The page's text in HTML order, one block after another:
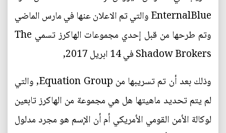
EnternalBlue والتي تم الاعلان عنها في مارس الماضي
وتم طرحها من قبل إحدي مجموعات الهاكرز تسمي The
Shadow Brokers في 14 ابريل 2017,
وذلك بعد أن تم تسريبها من Equation Group, والتي
لم يتم تحديد ماهيتها هل هي مجموعة من الهاكرز تابعين
لوكالة الأمن القومي الأمريكي أم أن الإسم هو مجرد مدلول